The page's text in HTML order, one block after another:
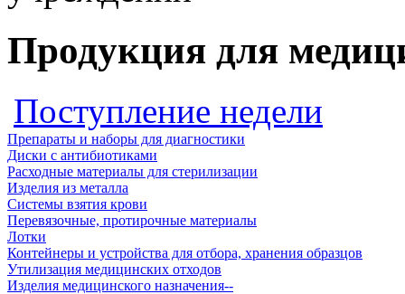
Продукция для
Поступление недели
Препараты и наборы для диагностики
Диски с антибиотиками
Расходные материалы для стерилизации
Изделия из металла
Системы взятия крови
Перевязочные, протирочные материалы
Лотки
Контейнеры и устройства для отбора, хранения образцов
Утилизация медицинских отходов
Изделия медицинского назначения--